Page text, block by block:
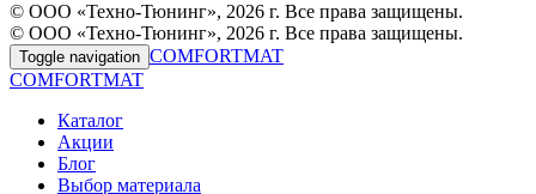
© ООО «Техно-Тюнинг», 2026 г. Все права защищены.
© ООО «Техно-Тюнинг», 2026 г. Все права защищены.
Toggle navigation COMFORTMAT
COMFORTMAT
Каталог
Акции
Блог
Выбор материала